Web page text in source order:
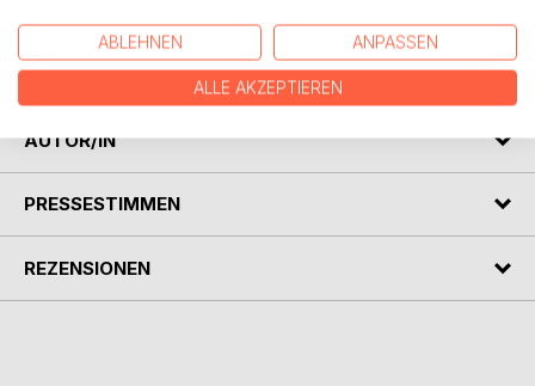
aufzubauen, das funktioniert: nachhaltig, profitabel und
zukunftssicher.
Exit by Design: weil Weitsicht die beste Strategie ist.
AUTOR/IN
PRESSESTIMMEN
REZENSIONEN
ABLEHNEN ANPASSEN
ALLE AKZEPTIEREN